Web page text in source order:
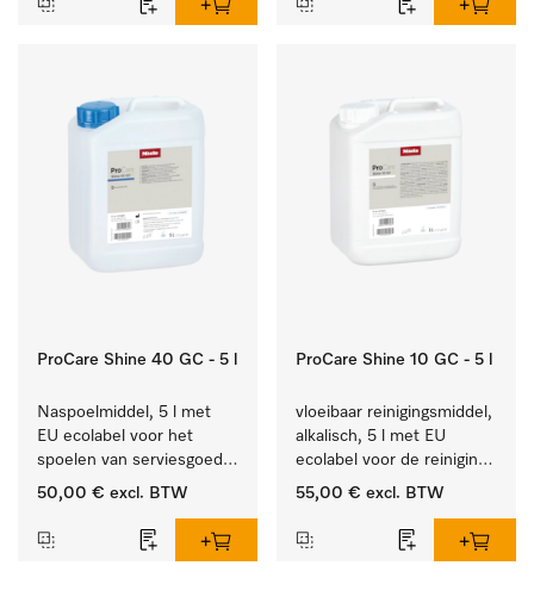
ProCare Shine 40 GC - 5 l
Naspoelmiddel, 5 l met
EU ecolabel voor het
spoelen van serviesgoed,
bestek en glazen.
50,00 € excl. BTW
ProCare Shine 10 GC - 5 l
vloeibaar reinigingsmiddel,
alkalisch, 5 l met EU
ecolabel voor de reiniging
van alledaags vuil op
glazen.
55,00 € excl. BTW